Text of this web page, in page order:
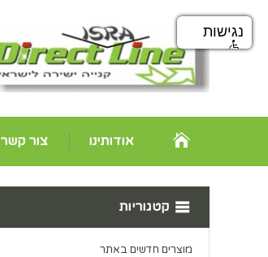
אודותינו צור קשר
קטגוריות
מוצרים חדשים באתר
נגישות